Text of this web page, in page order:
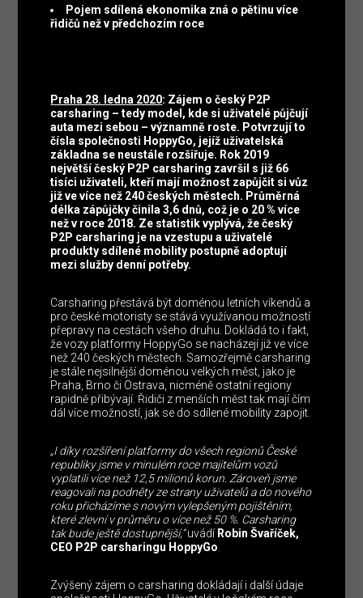
Pojem sdílená ekonomika zná o pětinu více
řidičů než v předchozím roce
Praha 28. ledna 2020: Zájem o český P2P
carsharing – tedy model, kde si uživatelé půjčují
auta mezi sebou – významně roste. Potvrzují to
čísla společnosti HoppyGo, jejíž uživatelská
základna se neustále rozšiřuje. Rok 2019
největší český P2P carsharing završil s již 66
tisíci uživateli, kteří mají možnost zapůjčit si vůz
již ve více než 240 českých městech. Průměrná
délka zápůjčky činila 3,6 dnů, což je o 20 % více
než v roce 2018. Ze statistik vyplývá, že český
P2P carsharing je na vzestupu a uživatelé
produkty sdílené mobility postupně adoptují
mezi služby denní potřeby.
Carsharing přestává být doménou letních víkendů a
pro české motoristy se stává využívanou možností
přepravy na cestách všeho druhu. Dokládá to i fakt,
že vozy platformy HoppyGo se nacházejí již ve více
než 240 českých městech. Samozřejmě carsharing
je stále nejsilnější doménou velkých měst, jako je
Praha, Brno či Ostrava, nicméně ostatní regiony
rapidně přibývají. Řidiči z menších měst tak mají čím
dál více možností, jak se do sdílené mobility zapojit.
„I díky rozšíření platformy do všech regionů České
republiky jsme v minulém roce majitelům vozů
vyplatili více než 12,5 milionů korun. Zároveň jsme
reagovali na podněty ze strany uživatelů a do nového
roku přicházíme s novým vylepšeným pojištěním,
které zlevní v průměru o více než 50 %. Carsharing
tak bude ještě dostupnější,“uvádí Robin Švaříček,
CEO P2P carsharingu HoppyGo.
Zvýšený zájem o carsharing dokládají i další údaje